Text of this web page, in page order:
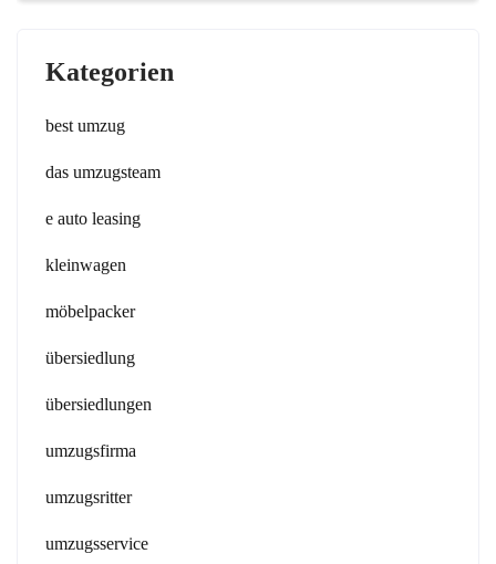
Kategorien
best umzug
das umzugsteam
e auto leasing
kleinwagen
möbelpacker
übersiedlung
übersiedlungen
umzugsfirma
umzugsritter
umzugsservice